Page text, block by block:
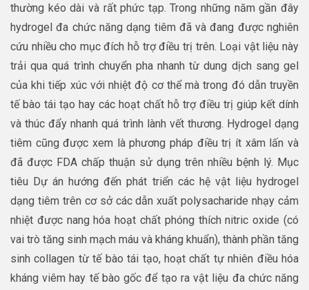
thường kéo dài và rất phức tạp. Trong những năm gần đây
hydrogel đa chức năng dạng tiêm đã và đang được nghiên
cứu nhiều cho mục đích hỗ trợ điều trị trên. Loại vật liệu này
trải qua quá trình chuyển pha nhanh từ dung dịch sang gel
của khi tiếp xúc với nhiệt độ cơ thể mà trong đó dẫn truyền
tế bào tái tạo hay các hoạt chất hỗ trợ điều trị giúp kết dính
và thúc đẩy nhanh quá trình lành vết thương. Hydrogel dạng
tiêm cũng được xem là phương pháp điều trị ít xâm lấn và
đã được FDA chấp thuận sử dụng trên nhiều bệnh lý. Mục
tiêu Dự án hướng đến phát triển các hệ vật liệu hydrogel
dạng tiêm trên cơ sở các dẫn xuất polysacharide nhạy cảm
nhiệt được nang hóa hoạt chất phóng thích nitric oxide (có
vai trò tăng sinh mạch máu và kháng khuẩn), thành phần tăng
sinh collagen từ tế bào tái tạo, hoạt chất tự nhiên điều hóa
kháng viêm hay tế bào gốc để tạo ra vật liệu đa chức năng